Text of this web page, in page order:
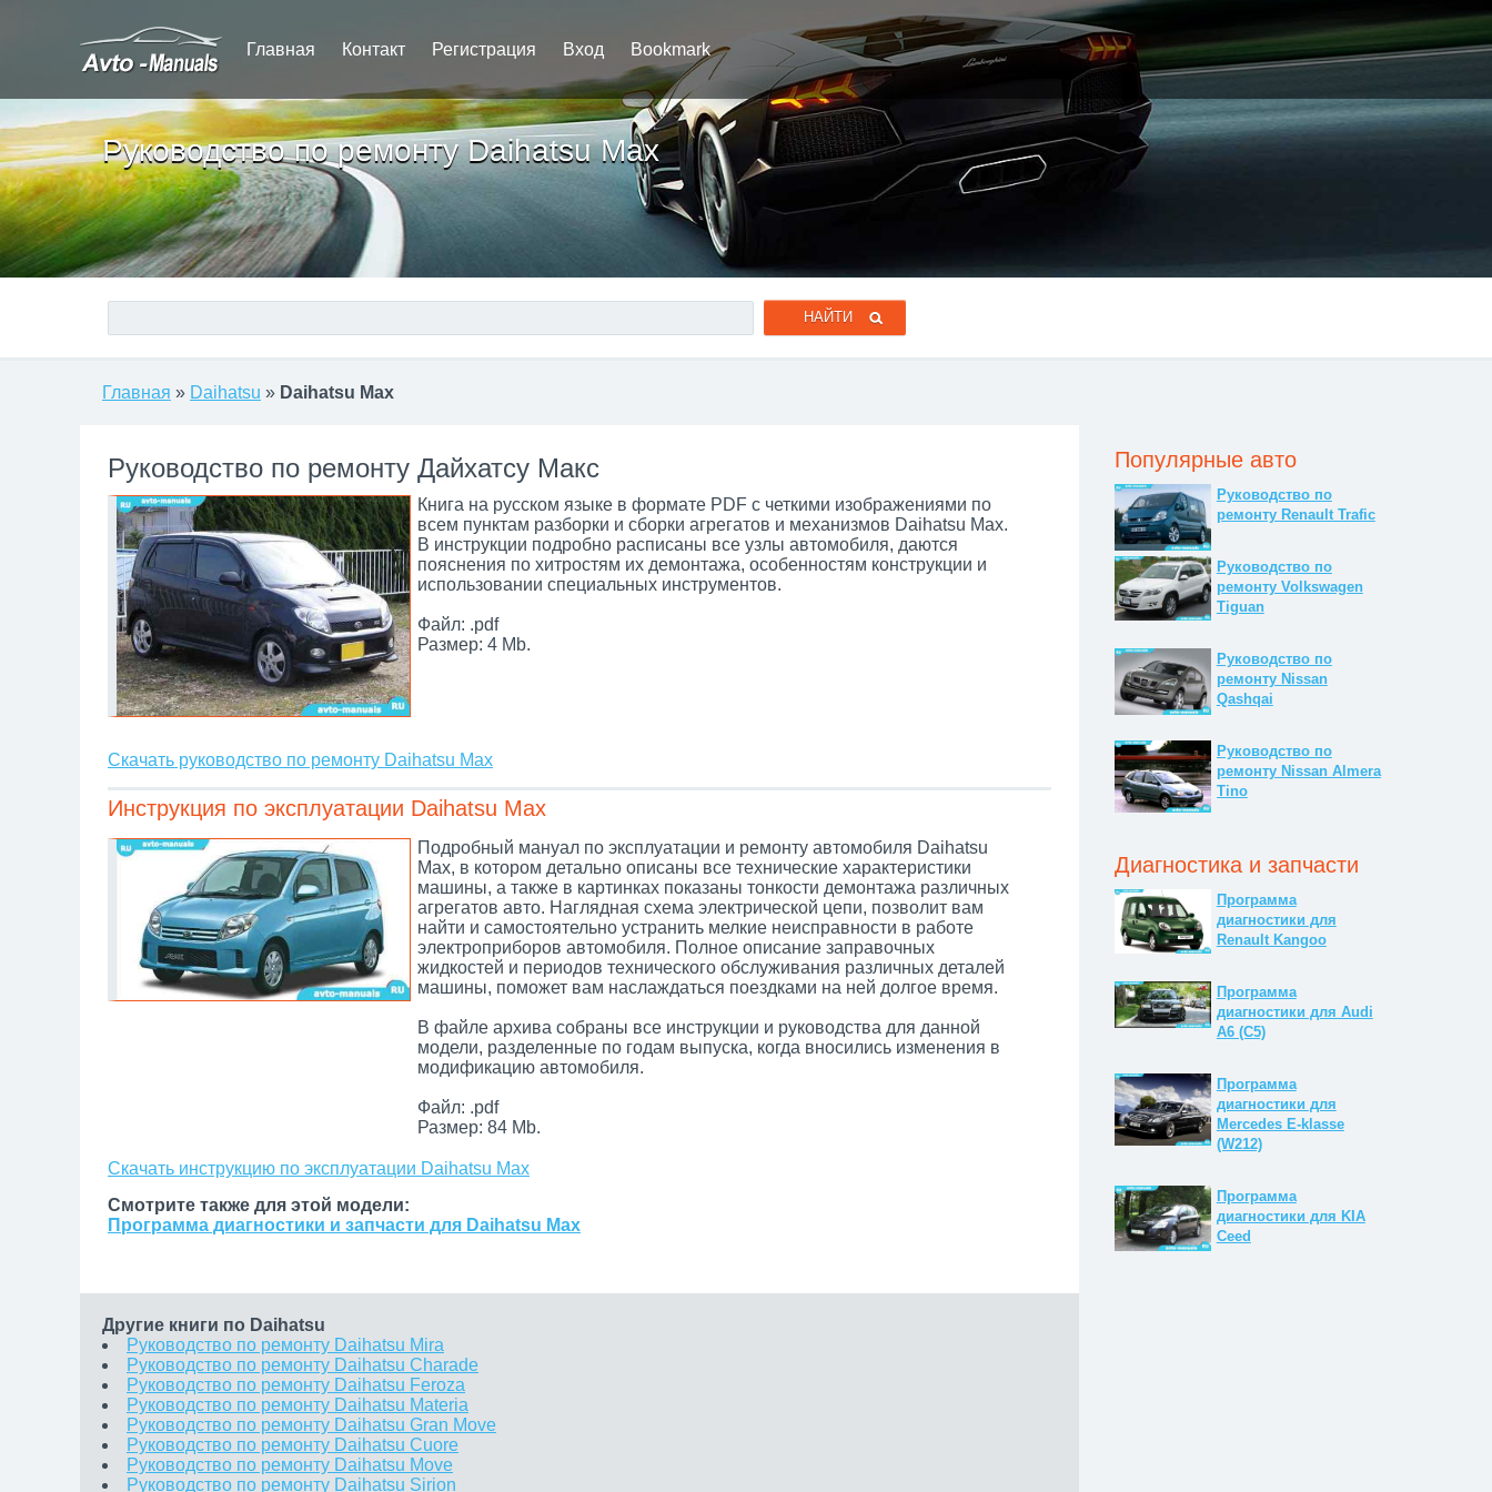
Главная Контакт Регистрация Вход Bookmark
Руководство по ремонту Daihatsu Max
Главная » Daihatsu » Daihatsu Max
Руководство по ремонту Дайхатсу Макс
Книга на русском языке в формате PDF с четкими изображениями по
всем пунктам разборки и сборки агрегатов и механизмов Daihatsu Max.
В инструкции подробно расписаны все узлы автомобиля, даются
пояснения по хитростям их демонтажа, особенностям конструкции и
использовании специальных инструментов.
Файл: .pdf
Размер: 4 Mb.
Скачать руководство по ремонту Daihatsu Max
Инструкция по эксплуатации Daihatsu Max
Подробный мануал по эксплуатации и ремонту автомобиля Daihatsu
Max, в котором детально описаны все технические характеристики
машины, а также в картинках показаны тонкости демонтажа различных
агрегатов авто. Наглядная схема электрической цепи, позволит вам
найти и самостоятельно устранить мелкие неисправности в работе
электроприборов автомобиля. Полное описание заправочных
жидкостей и периодов технического обслуживания различных деталей
машины, поможет вам наслаждаться поездками на ней долгое время.
В файле архива собраны все инструкции и руководства для данной
модели, разделенные по годам выпуска, когда вносились изменения в
модификацию автомобиля.
Файл: .pdf
Размер: 84 Mb.
Скачать инструкцию по эксплуатации Daihatsu Max
Смотрите также для этой модели:
Программа диагностики и запчасти для Daihatsu Max
Другие книги по Daihatsu
Руководство по ремонту Daihatsu Mira
Руководство по ремонту Daihatsu Charade
Руководство по ремонту Daihatsu Feroza
Руководство по ремонту Daihatsu Materia
Руководство по ремонту Daihatsu Gran Move
Руководство по ремонту Daihatsu Cuore
Руководство по ремонту Daihatsu Move
Руководство по ремонту Daihatsu Sirion
Популярные авто
Руководство по
ремонту Renault Trafic
Руководство по
ремонту Volkswagen
Tiguan
Руководство по
ремонту Nissan
Qashqai
Руководство по
ремонту Nissan Almera
Tino
Диагностика и запчасти
Программа
диагностики для
Renault Kangoo
Программа
диагностики для Audi
A6 (C5)
Программа
диагностики для
Mercedes E-klasse
(W212)
Программа
диагностики для KIA
Ceed